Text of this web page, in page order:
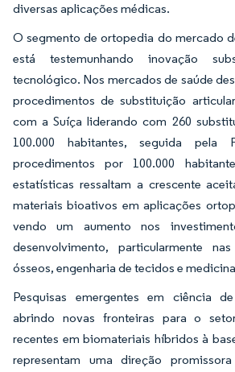
diversas aplicações médicas.
O segmento de ortopedia do mercado
está testemunhando inovação
tecnológico. Nos mercados de saúde
procedimentos de substituição
com a Suíça liderando com 260
100.000 habitantes, seguida pela
procedimentos por 100.000
estatísticas ressaltam a crescente
materiais bioativos em aplicações
vendo um aumento nos
desenvolvimento, particularmente
ósseos, engenharia de tecidos e
Pesquisas emergentes em ciência
abrindo novas fronteiras para o
recentes em biomateriais híbridos à
representam uma direção